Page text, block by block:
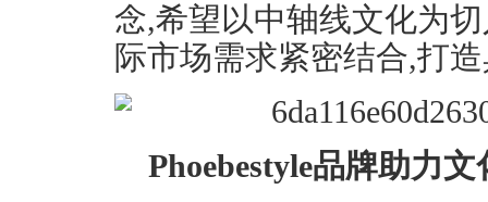
念,希望以中轴线文化为
际市场需求紧密结合,打
Phoebestyle品牌助力文